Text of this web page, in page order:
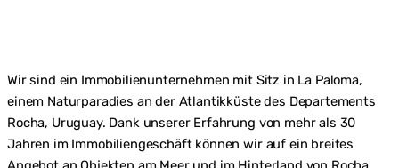
Wir sind ein Immobilienunternehmen mit Sitz in La Paloma,
einem Naturparadies an der Atlantikküste des Departements
Rocha, Uruguay. Dank unserer Erfahrung von mehr als 30
Jahren im Immobiliengeschäft können wir auf ein breites